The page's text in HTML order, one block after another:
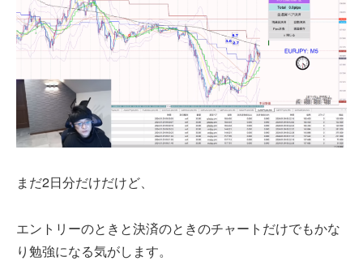
まだ2日分だけだけど、
エントリーのときと決済のときのチャートだけでもかな
り勉強になる気がします。